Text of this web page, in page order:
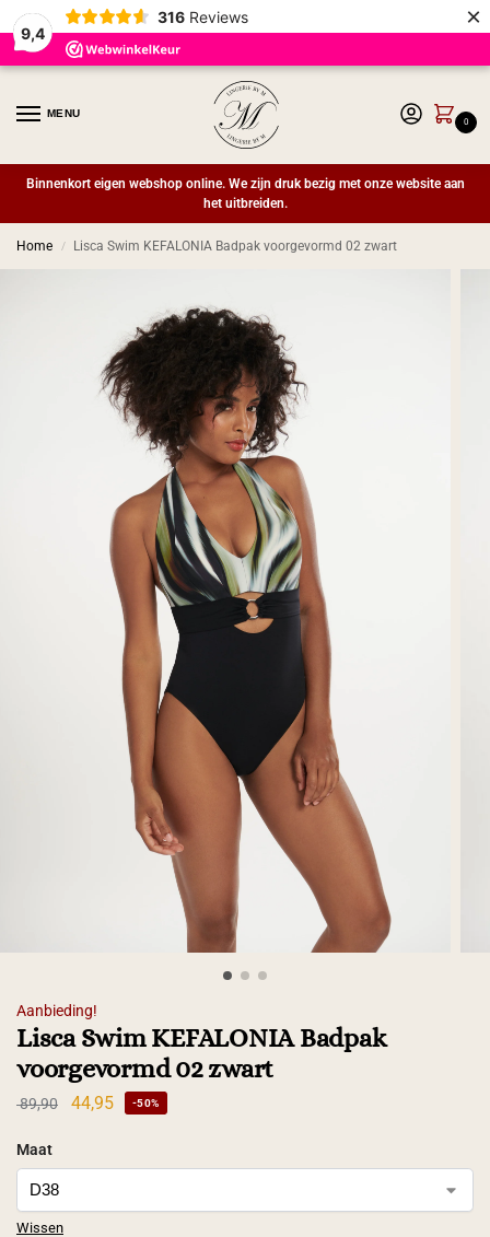
9,4
316 Reviews ×
MENU
0
Binnenkort eigen webshop online. We zijn druk bezig met onze website aan
het uitbreiden.
Home / Lisca Swim KEFALONIA Badpak voorgevormd 02 zwart
Aanbieding!
Lisca Swim KEFALONIA Badpak
voorgevormd 02 zwart
89,90 44,95 -50%
Maat
Wissen